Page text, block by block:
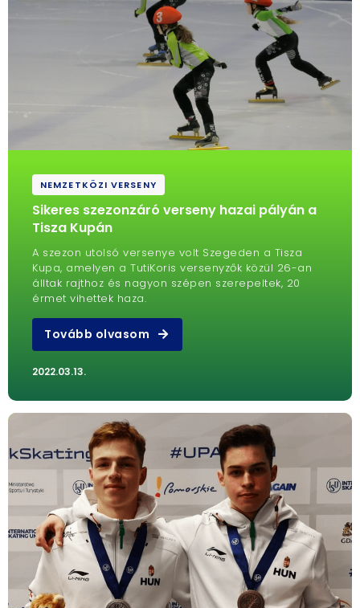
NEMZETKÖZI VERSENY
Sikeres szezonzáró verseny hazai pályán a
Tisza Kupán
A szezon utolsó versenye volt Szegeden a Tisza
Kupa, amelyen a TutiKoris versenyzők közül 26-an
álltak rajthoz és nagyon szépen szerepeltek, 20
érmet vihettek haza.
Tovább olvasom
2022.03.13.